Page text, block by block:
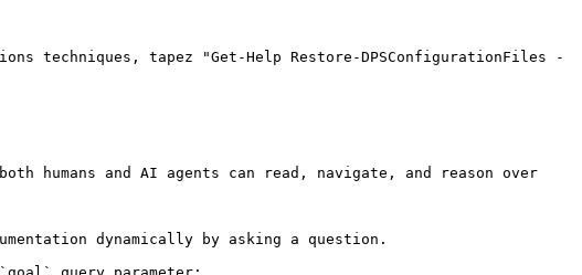
techniques, tapez "Get-Help Restore-DPSConfigurationFiles -
humans and AI agents can read, navigate, and reason over
dynamically by asking a question.